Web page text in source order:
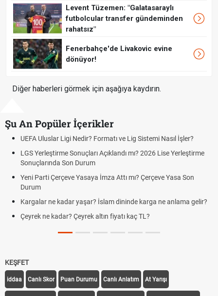
Levent Tüzemen: "Galatasaraylı
futbolcular transfer gündeminden
rahatsız"
Fenerbahçe'de Livakovic evine
dönüyor!
Diğer haberleri görmek için aşağıya kaydırın.
Şu An Popüler İçerikler
Ligi Nedir? Formatı ve Lig Sistemi Nasıl İşler?
Sonuçları Açıklandı mı? 2026 Lise Yerleştirme
Son Durum
Yasaya İmza Attı mı? Çerçeve Yasa Son
kadar yaşar? İslam dininde karga ne anlama gelir?
kadar? Çeyrek altın fiyatı kaç TL?
Rüyada
Futbolda
KEŞFET
iddaa Canlı Skor Puan Durumu Canlı Anlatım At Yarışı